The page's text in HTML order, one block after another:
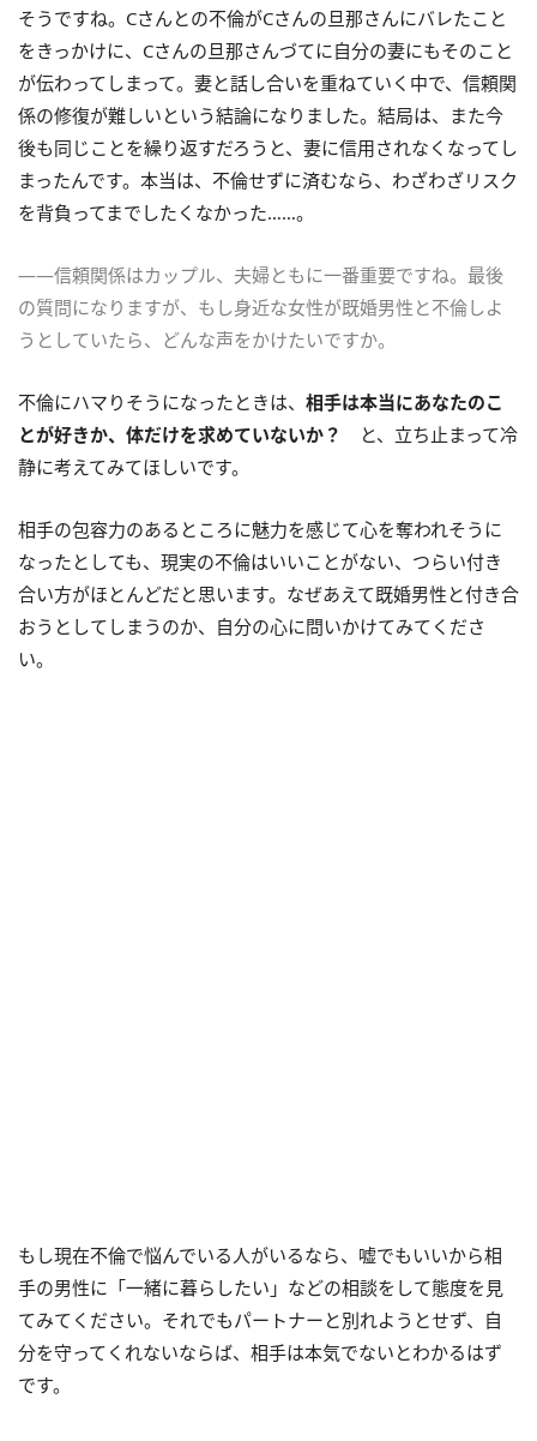
そうですね。Cさんとの不倫がCさんの旦那さんにバレたこと
をきっかけに、Cさんの旦那さんづてに自分の妻にもそのこと
が伝わってしまって。妻と話し合いを重ねていく中で、信頼関
係の修復が難しいという結論になりました。結局は、また今
後も同じことを繰り返すだろうと、妻に信用されなくなってし
まったんです。本当は、不倫せずに済むなら、わざわざリスク
を背負ってまでしたくなかった……。
――信頼関係はカップル、夫婦ともに一番重要ですね。最後
の質問になりますが、もし身近な女性が既婚男性と不倫しよ
うとしていたら、どんな声をかけたいですか。
不倫にハマりそうになったときは、 相手は本当にあなたのこ
とが好きか、体だけを求めていないか？
と、立ち止まって冷
静に考えてみてほしいです。
相手の包容力のあるところに魅力を感じて心を奪われそうに
なったとしても、現実の不倫はいいことがない、つらい付き
合い方がほとんどだと思います。なぜあえて既婚男性と付き合
おうとしてしまうのか、自分の心に問いかけてみてくださ
い。
もし現在不倫で悩んでいる人がいるなら、嘘でもいいから相
手の男性に「一緒に暮らしたい」などの相談をして態度を見
てみてください。それでもパートナーと別れようとせず、自
分を守ってくれないならば、相手は本気でないとわかるはず
です。